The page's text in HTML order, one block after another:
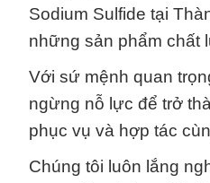
Sodium Sulfide tại
những sản phẩm chất
Với sứ mệnh quan
ngừng nỗ lực để trở
phục vụ và hợp tác
Chúng tôi luôn lắng